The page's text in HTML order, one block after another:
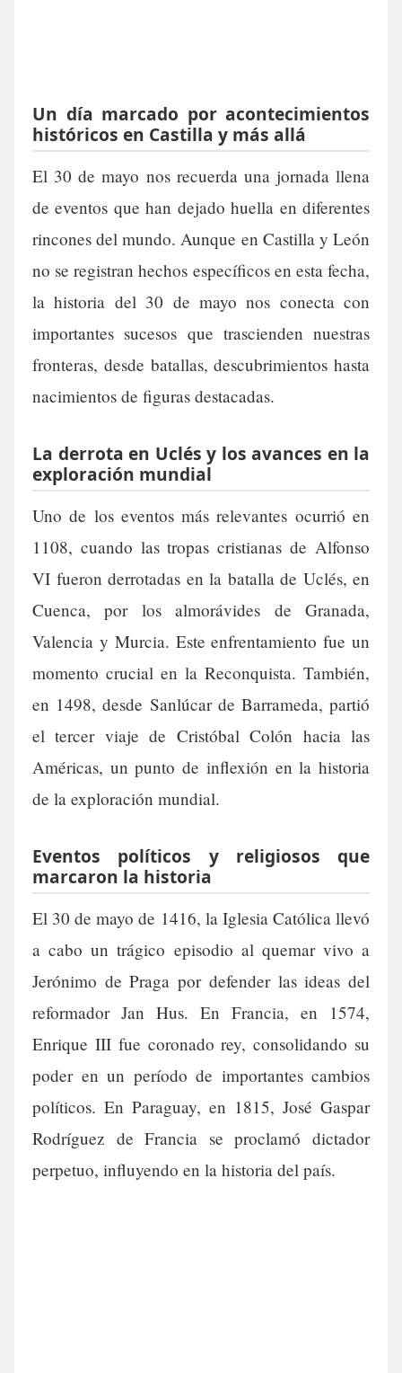
Un día marcado por acontecimientos
históricos en Castilla y más allá
El 30 de mayo nos recuerda una jornada llena
de eventos que han dejado huella en diferentes
rincones del mundo. Aunque en Castilla y León
no se registran hechos específicos en esta fecha,
la historia del 30 de mayo nos conecta con
importantes sucesos que trascienden nuestras
fronteras, desde batallas, descubrimientos hasta
nacimientos de figuras destacadas.
La derrota en Uclés y los avances en la
exploración mundial
Uno de los eventos más relevantes ocurrió en
1108, cuando las tropas cristianas de Alfonso
VI fueron derrotadas en la batalla de Uclés, en
Cuenca, por los almorávides de Granada,
Valencia y Murcia. Este enfrentamiento fue un
momento crucial en la Reconquista. También,
en 1498, desde Sanlúcar de Barrameda, partió
el tercer viaje de Cristóbal Colón hacia las
Américas, un punto de inflexión en la historia
de la exploración mundial.
Eventos políticos y religiosos que
marcaron la historia
El 30 de mayo de 1416, la Iglesia Católica llevó
a cabo un trágico episodio al quemar vivo a
Jerónimo de Praga por defender las ideas del
reformador Jan Hus. En Francia, en 1574,
Enrique III fue coronado rey, consolidando su
poder en un período de importantes cambios
políticos. En Paraguay, en 1815, José Gaspar
Rodríguez de Francia se proclamó dictador
perpetuo, influyendo en la historia del país.